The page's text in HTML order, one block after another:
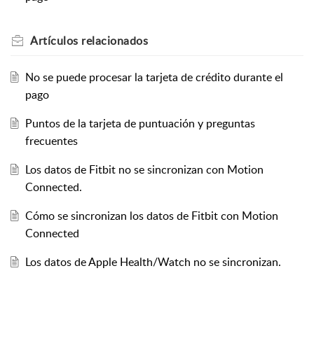
Artículos relacionados
No se puede procesar la tarjeta de crédito durante el
pago
Puntos de la tarjeta de puntuación y preguntas
frecuentes
Los datos de Fitbit no se sincronizan con Motion
Connected.
Cómo se sincronizan los datos de Fitbit con Motion
Connected
Los datos de Apple Health/Watch no se sincronizan.